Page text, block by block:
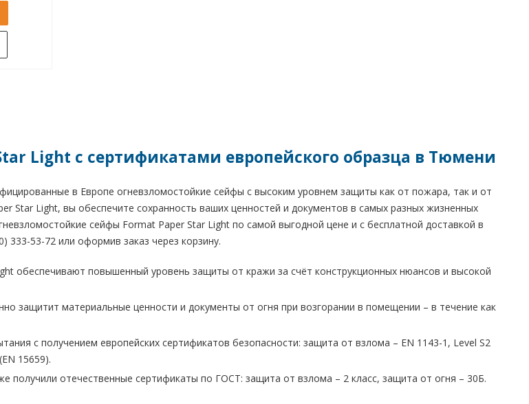
Light с сертификатами европейского образца в Тюмени
в Европе огневзломостойкие сейфы с высоким уровнем защиты как от пожара, так и от
Star Light, вы обеспечите сохранность ваших ценностей и документов в самых разных жизненных
сейфы Format Paper Star Light по самой выгодной цене и с бесплатной доставкой в
333-53-72 или оформив заказ через корзину.
обеспечивают повышенный уровень защиты от кражи за счёт конструкционных нюансов и высокой
защитит материальные ценности и документы от огня при возгорании в помещении – в течение как
с получением европейских сертификатов безопасности: защита от взлома – EN 1143-1, Level S2
15659).
получили отечественные сертификаты по ГОСТ: защита от взлома – 2 класс, защита от огня – 30Б.